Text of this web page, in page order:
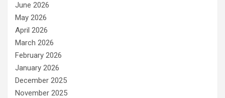
June 2026
May 2026
April 2026
March 2026
February 2026
January 2026
December 2025
November 2025